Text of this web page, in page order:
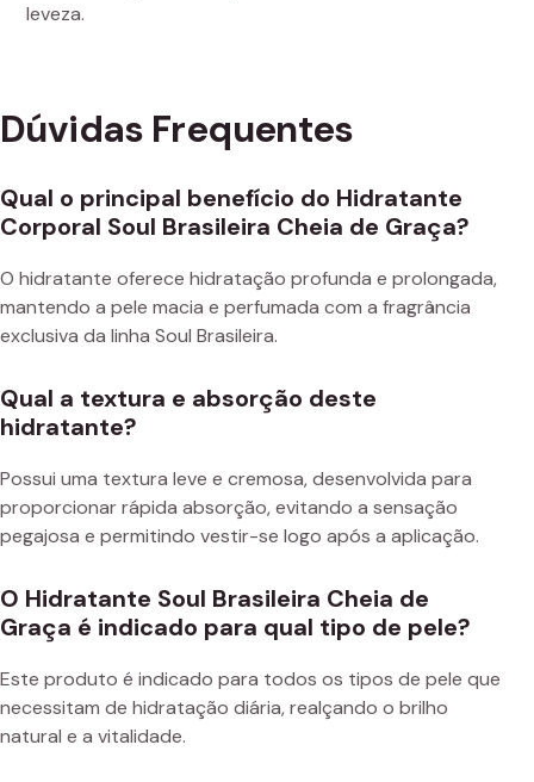
leveza.
Dúvidas Frequentes
Qual o principal benefício do Hidratante
Corporal Soul Brasileira Cheia de Graça?
O hidratante oferece hidratação profunda e prolongada,
mantendo a pele macia e perfumada com a fragrância
exclusiva da linha Soul Brasileira.
Qual a textura e absorção deste
hidratante?
Possui uma textura leve e cremosa, desenvolvida para
proporcionar rápida absorção, evitando a sensação
pegajosa e permitindo vestir-se logo após a aplicação.
O Hidratante Soul Brasileira Cheia de
Graça é indicado para qual tipo de pele?
Este produto é indicado para todos os tipos de pele que
necessitam de hidratação diária, realçando o brilho
natural e a vitalidade.